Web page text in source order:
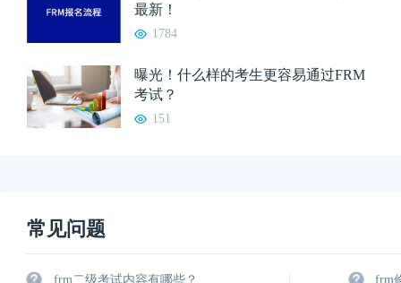
最新！
1784
曝光！什么样的考生更容易通过FRM
考试？
151
常见问题
frm二级考试内容有哪些？ frm